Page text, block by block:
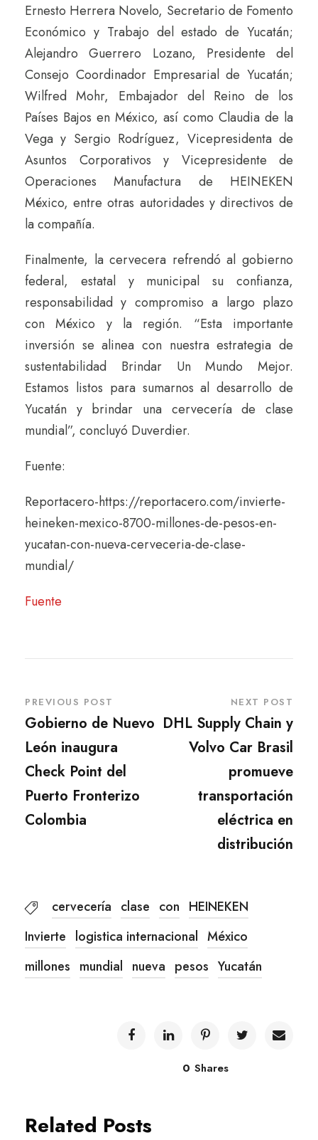
Ernesto Herrera Novelo, Secretario de Fomento
Económico y Trabajo del estado de Yucatán;
Alejandro Guerrero Lozano, Presidente del
Consejo Coordinador Empresarial de Yucatán;
Wilfred Mohr, Embajador del Reino de los
Países Bajos en México, así como Claudia de la
Vega y Sergio Rodríguez, Vicepresidenta de
Asuntos Corporativos y Vicepresidente de
Operaciones Manufactura de HEINEKEN
México, entre otras autoridades y directivos de
la compañía.
Finalmente, la cervecera refrendó al gobierno
federal, estatal y municipal su confianza,
responsabilidad y compromiso a largo plazo
con México y la región. “Esta importante
inversión se alinea con nuestra estrategia de
sustentabilidad Brindar Un Mundo Mejor.
Estamos listos para sumarnos al desarrollo de
Yucatán y brindar una cervecería de clase
mundial”, concluyó Duverdier.
Fuente:
Reportacero-https://reportacero.com/invierte-
heineken-mexico-8700-millones-de-pesos-en-
yucatan-con-nueva-cerveceria-de-clase-
mundial/
Fuente
PREVIOUS POST
Gobierno de Nuevo
León inaugura
Check Point del
Puerto Fronterizo
Colombia
NEXT POST
DHL Supply Chain y
Volvo Car Brasil
promueve
transportación
eléctrica en
distribución
cervecería clase con HEINEKEN
Invierte logistica internacional México
millones mundial nueva pesos Yucatán
0 Shares
Related Posts